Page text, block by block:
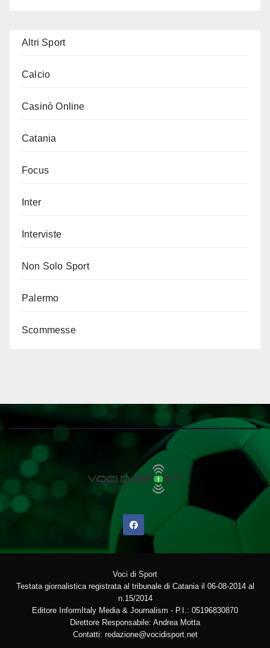
Altri Sport
Calcio
Casinò Online
Catania
Focus
Inter
Interviste
Non Solo Sport
Palermo
Scommesse
Voci di Sport
Testata giornalistica registrata al tribunale di Catania il 06-08-2014 al
n.15/2014
Editore InformItaly Media & Journalism - P.I.: 05196830870
Direttore Responsabile: Andrea Motta
Contatti: redazione@vocidisport.net